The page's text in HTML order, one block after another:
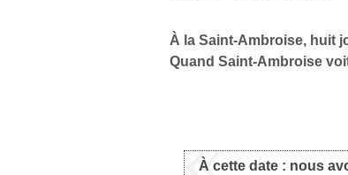
À la Saint-Ambroise, huit
Quand Saint-Ambroise
À cette date : nous